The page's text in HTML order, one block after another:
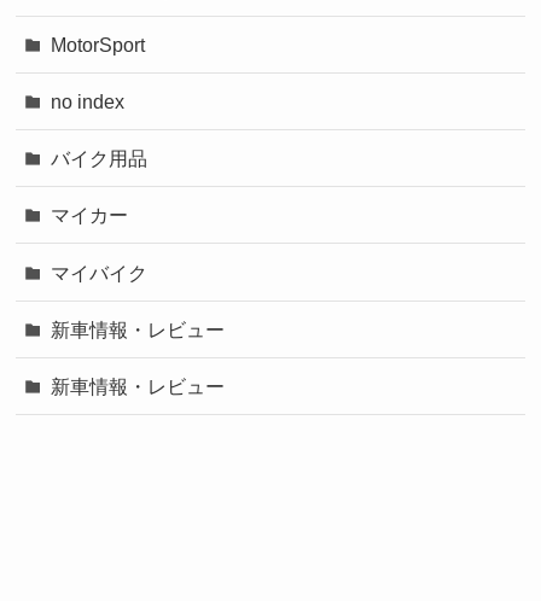
MotorSport
no index
バイク用品
マイカー
マイバイク
新車情報・レビュー
新車情報・レビュー